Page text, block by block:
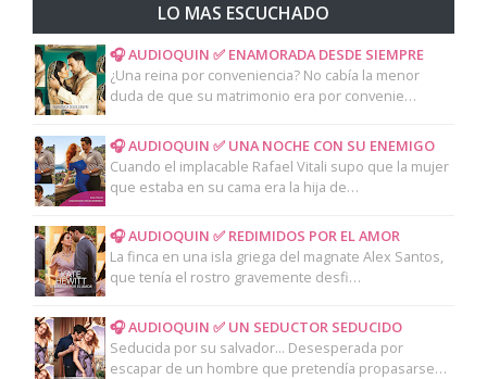
LO MAS ESCUCHADO
🎧 AUDIOQUIN ✅ ENAMORADA DESDE SIEMPRE
¿Una reina por conveniencia? No cabía la menor
duda de que su matrimonio era por convenie…
🎧 AUDIOQUIN ✅ UNA NOCHE CON SU ENEMIGO
Cuando el implacable Rafael Vitali supo que la mujer
que estaba en su cama era la hija de…
🎧 AUDIOQUIN ✅ REDIMIDOS POR EL AMOR
La finca en una isla griega del magnate Alex Santos,
que tenía el rostro gravemente desfi…
🎧 AUDIOQUIN ✅ UN SEDUCTOR SEDUCIDO
Seducida por su salvador... Desesperada por
escapar de un hombre que pretendía propasarse…